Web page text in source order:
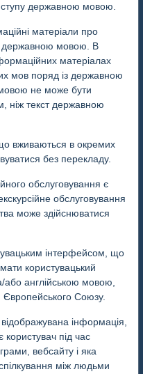
державною мовою.
матеріали про
державною мовою. В
матеріалах
мов поряд із державною
не може бути
ніж текст державною
вживаються в окремих
без перекладу.
обслуговування є
обслуговування
може здійснюватися
інтерфейсом, що
користувацький
англійською мовою,
Союзу.
інформація,
під час
вебсайту і яка
між людьми